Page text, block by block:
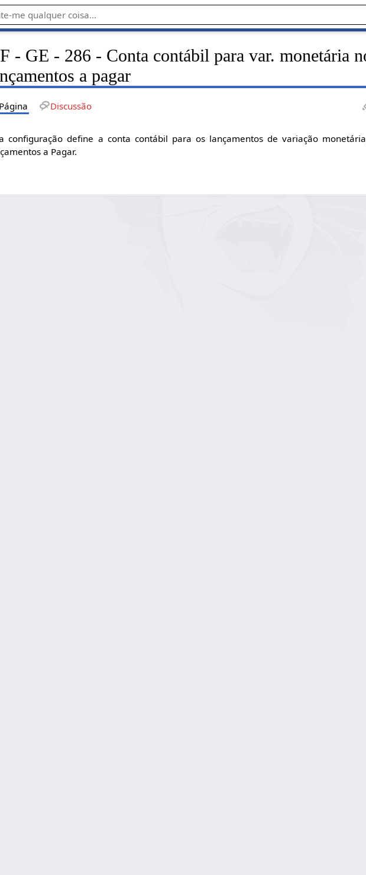
- GE - 286 - Conta contábil para var. monetária
a pagar
Página Discussão
configuração define a conta contábil para os lançamentos de variação
a Pagar.